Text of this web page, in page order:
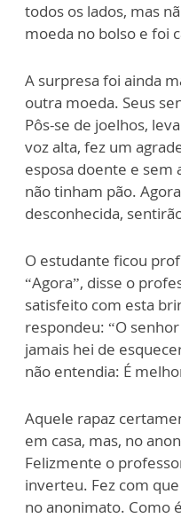
todos os lados, mas
moeda no bolso e foi
A surpresa foi ainda
outra moeda. Seus
Pôs-se de joelhos,
voz alta, fez um
esposa doente e sem
não tinham pão.
desconhecida,
O estudante ficou
“Agora”, disse o
satisfeito com esta
respondeu: “O
jamais hei de
não entendia: É
Aquele rapaz
em casa, mas, no
Felizmente o
inverteu. Fez com
no anonimato. Como